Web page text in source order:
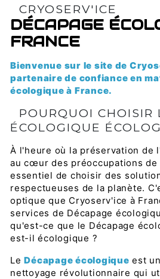
CRYOSERV'ICE
DÉCAPAGE
FRANCE
Bienvenue sur le site de
partenaire de confiance en
écologique à France.
POURQUOI CHOISIR
ÉCOLOGIQUE
À l'heure où la préservation de
au cœur des préoccupations de
essentiel de choisir des
respectueuses de la planète.
optique que Cryoserv'ice à
services de Décapage
qu'est-ce que le Décapage
est-il écologique ?
LeDécapage écologique est
nettoyage révolutionnaire qui